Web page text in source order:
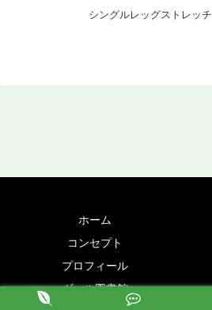
シングルレッグストレッチ
ホーム
コンセプト
プロフィール
ヴァル図書館